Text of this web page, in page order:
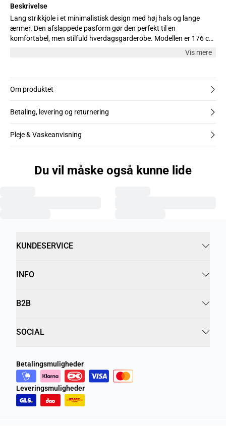
Beskrivelse
Lang strikkjole i et minimalistisk design med høj hals og lange
ærmer. Den afslappede pasform gør den perfekt til en
komfortabel, men stilfuld hverdagsgarderobe. Modellen er 176 cm
Vis mere
Om produktet
Betaling, levering og returnering
Pleje & Vaskeanvisning
Du vil måske også kunne lide
KUNDESERVICE
INFO
B2B
SOCIAL
Betalingsmuligheder
Leveringsmuligheder